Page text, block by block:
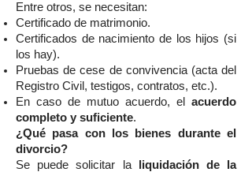
Entre otros, se necesitan:
Certificado de matrimonio.
Certificados de nacimiento de los hijos (si
los hay).
Pruebas de cese de convivencia (acta del
Registro Civil, testigos, contratos, etc.).
En caso de mutuo acuerdo, el acuerdo
completo y suficiente.
¿Qué pasa con los bienes durante el
divorcio?
Se puede solicitar la
liquidación de la